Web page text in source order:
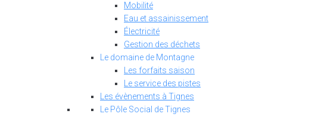
Mobilité
Eau et assainissement
Électricité
Gestion des déchets
Le domaine de Montagne
Les forfaits saison
Le service des pistes
Les évènements à Tignes
Le Pôle Social de Tignes